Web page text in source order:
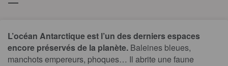
L’océan Antarctique est l’un des derniers espaces
encore préservés de la planète. Baleines bleues,
manchots empereurs, phoques… Il abrite une faune